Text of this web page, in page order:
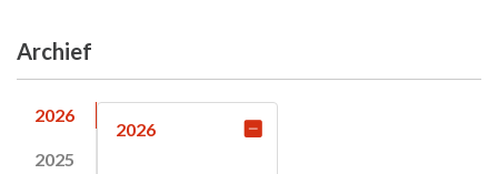
Archief
2026
2025
2026